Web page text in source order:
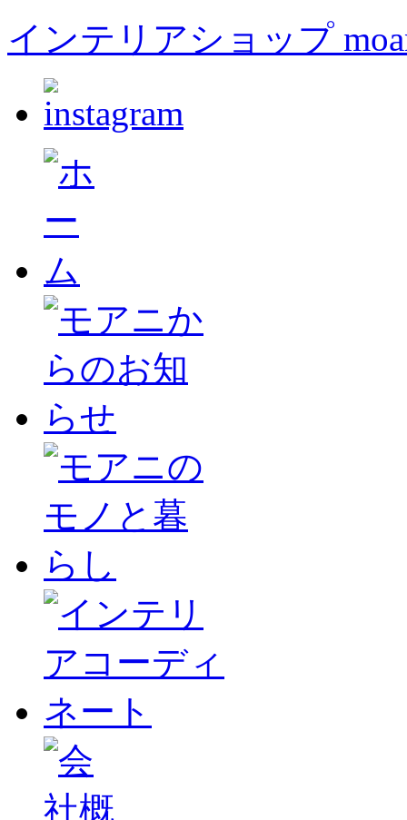
インテリアショップ